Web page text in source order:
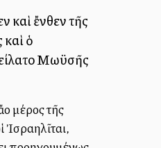
καὶ ἔνθεν τῆς
καὶ ὁ
Μωϋσῆς
μέρος τῆς
Ἰσραηλῖται,